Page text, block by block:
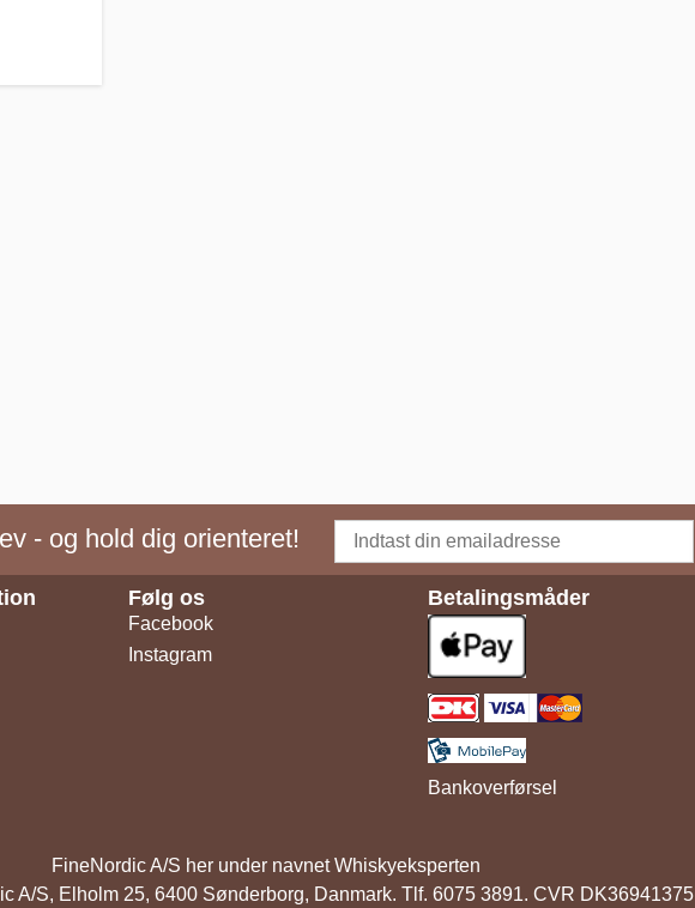
- og hold dig orienteret!
Følg os
Facebook
Instagram
Betalingsmåder
Bankoverførsel
FineNordic A/S her under navnet Whiskyeksperten
A/S, Elholm 25, 6400 Sønderborg, Danmark. Tlf. 6075 3891. CVR DK36941375